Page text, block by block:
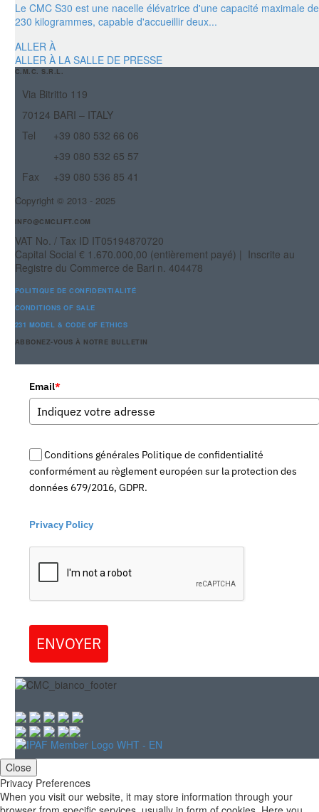
Le CMC S30 est une nacelle élévatrice d'une capacité maximale de
230 kilogrammes, capable d'accueillir deux...
ALLER À
ALLER À LA SALLE DE PRESSE
C.M.C. S.R.L.
Via Bitritto 119
70124 BARI – ITALY
Tel
+39 080 532 66 06
+39 080 532 65 57
Fax
+39 080 536 85 41
Copyright © 2013 - 2025
INFO@CMCLIFT.COM
VAT No. / Tax ID IT05194870720
Capital Social € 1.670.000,00 (entièrement payé) | Inscrite au
Registre du Commerce de Bari n. 404478
POLITIQUE DE CONFIDENTIALITÉ
CONDITIONS OF SALE
231 MODEL & CODE OF ETHICS
ABBONEZ-VOUS À NOTRE BULLETIN
Email*
Conditions générales Politique de confidentialité
conformément au règlement européen sur la protection des
données 679/2016, GDPR.
Privacy Policy
ENVOYER
Close
Privacy Preferences
When you visit our website, it may store information through your